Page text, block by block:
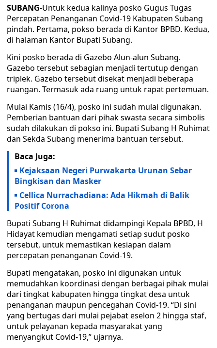
SUBANG-Untuk kedua kalinya posko Gugus Tugas
Percepatan Penanganan Covid-19 Kabupaten Subang
pindah. Pertama, pokso berada di Kantor BPBD. Kedua,
di halaman Kantor Bupati Subang.
Kini posko berada di Gazebo Alun-alun Subang.
Gazebo tersebut sebagian menjadi tertutup dengan
triplek. Gazebo tersebut disekat menjadi beberapa
ruangan. Termasuk ada ruang untuk rapat pertemuan.
Mulai Kamis (16/4), posko ini sudah mulai digunakan.
Pemberian bantuan dari pihak swasta secara simbolis
sudah dilakukan di pokso ini. Bupati Subang H Ruhimat
dan Sekda Subang menerima bantuan tersebut.
Baca Juga:
Kejaksaan Negeri Purwakarta Urunan Sebar
Bingkisan dan Masker
Cellica Nurrachadiana: Ada Hikmah di Balik
Positif Corona
Bupati Subang H Ruhimat didampingi Kepala BPBD, H
Hidayat kemudian mengamati setiap sudut posko
tersebut, untuk memastikan kesiapan dalam
percepatan penanganan Covid-19.
Bupati mengatakan, posko ini digunakan untuk
memudahkan koordinasi dengan berbagai pihak mulai
dari tingkat kabupaten hingga tingkat desa untuk
penanganan maupun pencegahan Covid-19. “Di sini
yang bertugas dari mulai pejabat eselon 2 hingga staf,
untuk pelayanan kepada masyarakat yang
menyangkut Covid-19,” ujarnya.